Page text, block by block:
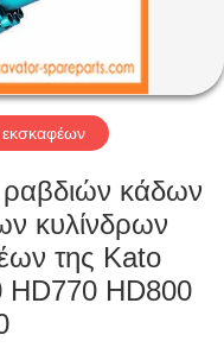
εκσκαφέων
ραβδιών κάδων
κυλίνδρων
της Kato
HD770 HD800